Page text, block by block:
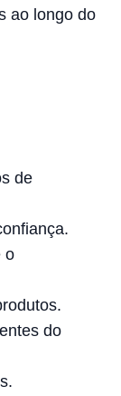
ao longo do
de
o
do